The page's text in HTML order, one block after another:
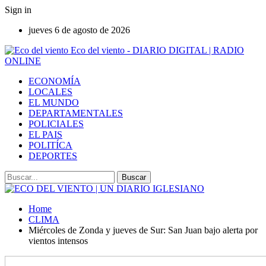
Sign in
jueves 6 de agosto de 2026
Eco del viento - DIARIO DIGITAL | RADIO
ONLINE
ECONOMÍA
LOCALES
EL MUNDO
DEPARTAMENTALES
POLICIALES
EL PAIS
POLITÍCA
DEPORTES
Home
CLIMA
Miércoles de Zonda y jueves de Sur: San Juan bajo alerta por
vientos intensos